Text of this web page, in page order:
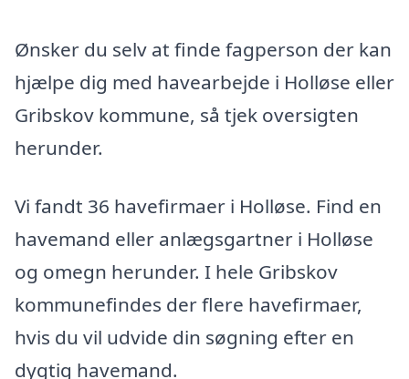
Ønsker du selv at finde fagperson der kan
hjælpe dig med havearbejde i Holløse eller
Gribskov kommune, så tjek oversigten
herunder.
Vi fandt 36 havefirmaer i Holløse. Find en
havemand eller anlægsgartner i Holløse
og omegn herunder. I hele Gribskov
kommunefindes der flere havefirmaer,
hvis du vil udvide din søgning efter en
dygtig havemand.